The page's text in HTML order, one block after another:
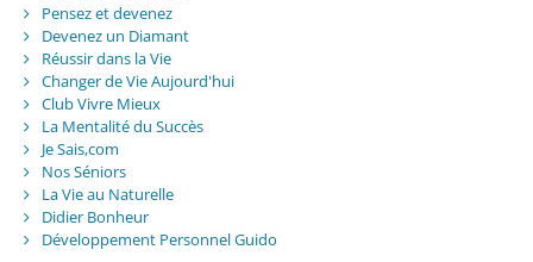
Pensez et devenez
Devenez un Diamant
Réussir dans la Vie
Changer de Vie Aujourd'hui
Club Vivre Mieux
La Mentalité du Succès
Je Sais,com
Nos Séniors
La Vie au Naturelle
Didier Bonheur
Développement Personnel Guido